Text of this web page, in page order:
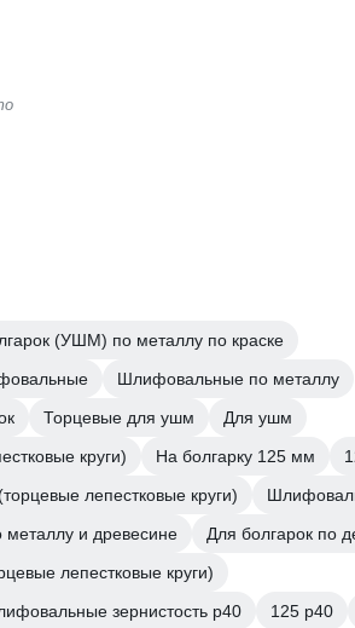
(УШМ) по металлу по краске
Шлифовальные по металлу
Торцевые для ушм
Для ушм
круги)
На болгарку 125 мм
лепестковые круги)
металлу и древесине
Для болгарок по
лепестковые круги)
зернистость р40
125 р40